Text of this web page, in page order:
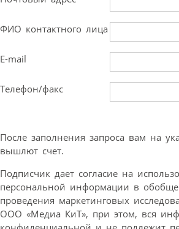
ФИО контактного лица
E-mail
Телефон/факс
После заполнения запроса вам на
вышлют счет.
Подписчик дает согласие на
персональной информации в
проведения маркетинговых
ООО «Медиа КиТ», при этом, вся